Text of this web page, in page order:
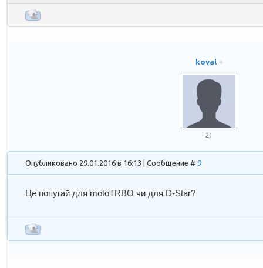
koval
21
Опубликовано 29.01.2016 в 16:13 | Сообщение #9
Це попугай для motoTRBO чи для D-Star?